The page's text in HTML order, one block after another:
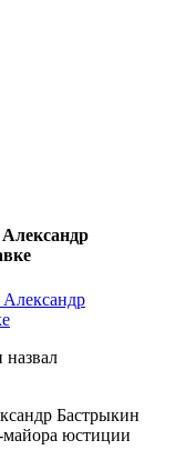
назвал
Бастрыкин
майора юстиции